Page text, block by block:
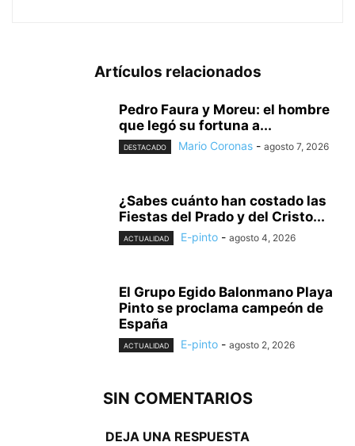
Artículos relacionados
Pedro Faura y Moreu: el hombre
que legó su fortuna a...
DESTACADO Mario Coronas - agosto 7, 2026
¿Sabes cuánto han costado las
Fiestas del Prado y del Cristo...
ACTUALIDAD E-pinto - agosto 4, 2026
El Grupo Egido Balonmano Playa
Pinto se proclama campeón de
España
ACTUALIDAD E-pinto - agosto 2, 2026
SIN COMENTARIOS
DEJA UNA RESPUESTA